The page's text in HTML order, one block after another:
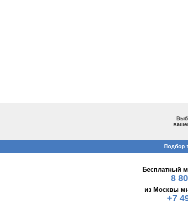
Подбор
Бесплатный
8
из Москвы
+7